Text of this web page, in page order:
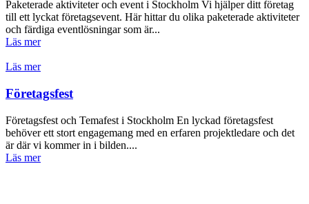
Paketerade aktiviteter och event i Stockholm Vi hjälper ditt företag
till ett lyckat företagsevent. Här hittar du olika paketerade aktiviteter
och färdiga eventlösningar som är...
Läs mer
Läs mer
Företagsfest
Företagsfest och Temafest i Stockholm En lyckad företagsfest
behöver ett stort engagemang med en erfaren projektledare och det
är där vi kommer in i bilden....
Läs mer